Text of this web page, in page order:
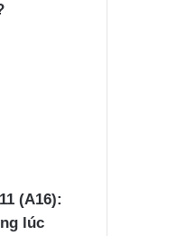
(A16):
lúc